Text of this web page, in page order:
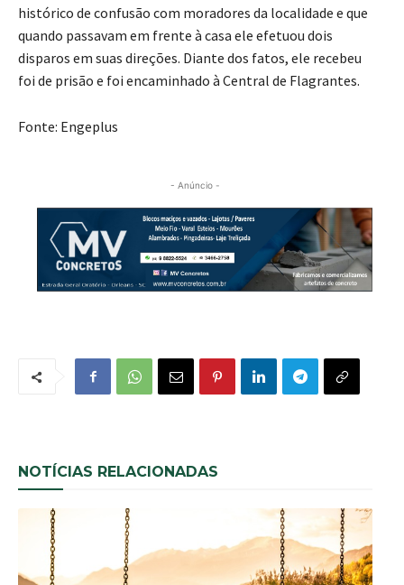
histórico de confusão com moradores da localidade e que
quando passavam em frente à casa ele efetuou dois
disparos em suas direções. Diante dos fatos, ele recebeu
foi de prisão e foi encaminhado à Central de Flagrantes.
Fonte: Engeplus
- Anúncio -
NOTÍCIAS RELACIONADAS